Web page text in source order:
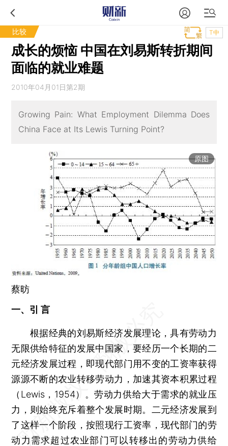
比较 T中
成长的烦恼 中国在刘易斯转折期间
面临的就业难题
2010年04月01日第2期
Growing Pain: What Employment Dilemma Does
China Face at Its Lewis Turning Point?
原图
蔡昉
一、引 言
根据经典的刘易斯经济发展理论，具有劳动力
无限供给特征的发展中国家，要经历一个长期的二
元经济发展过程，即现代部门用不变的工资率获得
源源不断的农业转移劳动力，加速其资本积累过程
（Lewis，1954）。劳动力供给大于需求的就业压
力，则始终充斥着整个发展时期。二元经济发展到
了这样一个阶段，按照现行工资率，现代部门的劳
动力需求超过农业部门可以转移出的劳动力供给